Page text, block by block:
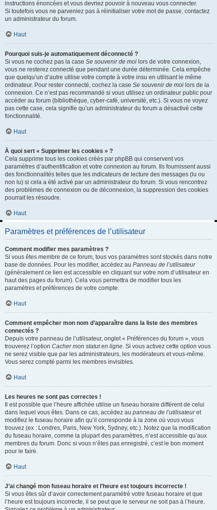
instructions énoncées et vous devriez pouvoir à nouveau vous connecter.
Si toutefois vous ne parveniez pas à réinitialiser votre mot de passe, contactez
un administrateur du forum.
Haut
Pourquoi suis-je automatiquement déconnecté ?
Si vous ne cochez pas la case Se souvenir de moi lors de votre connexion,
vous ne resterez connecté que pendant une durée déterminée. Cela empêche
que quelqu’un d’autre utilise votre compte à votre insu en utilisant le même
ordinateur. Pour rester connecté, cochez la case Se souvenir de moi lors de la
connexion. Ce n’est pas recommandé si vous utilisez un ordinateur public pour
accéder au forum (bibliothèque, cyber-café, université, etc.). Si vous ne voyez
pas cette case, cela signifie qu’un administrateur du forum a désactivé cette
fonctionnalité.
Haut
À quoi sert « Supprimer les cookies » ?
Cela supprime tous les cookies créés par phpBB qui conservent vos
paramètres d’authentification et votre connexion au forum. Ils fournissent aussi
des fonctionnalités telles que les indicateurs de lecture des messages (lu ou
non lu) si cela a été activé par un administrateur du forum. Si vous rencontrez
des problèmes de connexion ou de déconnexion, la suppression des cookies
pourrait les résoudre.
Haut
Paramètres et préférences de l’utilisateur
Comment modifier mes paramètres ?
Si vous êtes membre de ce forum, tous vos paramètres sont stockés dans notre
base de données. Pour les modifier, accédez au Panneau de l’utilisateur
(généralement ce lien est accessible en cliquant sur votre nom d’utilisateur en
haut des pages du forum). Cela vous permettra de modifier tous les
paramètres et préférences de votre compte.
Haut
Comment empêcher mon nom d’apparaître dans la liste des membres
connectés ?
Depuis votre panneau de l’utilisateur, onglet « Préférences du forum », vous
trouverez l’option Cacher mon statut en ligne. Si vous activez cette option vous
ne serez visible que par les administrateurs, les modérateurs et vous-même.
Vous serez compté parmi les membres invisibles.
Haut
Les heures ne sont pas correctes !
Il est possible que l’heure affichée utilise un fuseau horaire différent de celui
dans lequel vous êtes. Dans ce cas, accédez au panneau de l’utilisateuret
modifiez le fuseau horaire afin qu’il corresponde à la zone où vous vous
trouvez (ex : Londres, Paris, New York, Sydney, etc.). Notez que la modification
du fuseau horaire, comme la plupart des paramètres, n’est accessible qu’aux
membres du forum. Donc si vous n’êtes pas enregistré, c’est le bon moment
pour le faire.
Haut
J’ai changé mon fuseau horaire et l’heure est toujours incorrecte !
Si vous êtes sûr d’avoir correctement paramétré votre fuseau horaire et que
l’heure est toujours incorrecte, il se peut que le serveur ne soit pas à l’heure.